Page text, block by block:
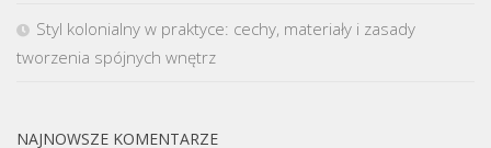
Styl kolonialny w praktyce: cechy, materiały i zasady
tworzenia spójnych wnętrz
NAJNOWSZE KOMENTARZE